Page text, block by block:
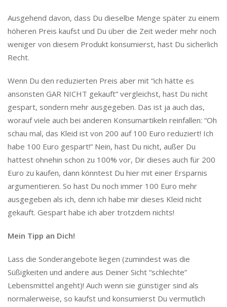
Ausgehend davon, dass Du dieselbe Menge später zu einem
höheren Preis kaufst und Du über die Zeit weder mehr noch
weniger von diesem Produkt konsumierst, hast Du sicherlich
Recht.
Wenn Du den reduzierten Preis aber mit “ich hätte es
ansonsten GAR NICHT gekauft” vergleichst, hast Du nicht
gespart, sondern mehr ausgegeben. Das ist ja auch das,
worauf viele auch bei anderen Konsumartikeln reinfallen: “Oh
schau mal, das Kleid ist von 200 auf 100 Euro reduziert! Ich
habe 100 Euro gespart!” Nein, hast Du nicht, außer Du
hattest ohnehin schon zu 100% vor, Dir dieses auch für 200
Euro zu kaufen, dann könntest Du hier mit einer Ersparnis
argumentieren. So hast Du noch immer 100 Euro mehr
ausgegeben als ich, denn ich habe mir dieses Kleid nicht
gekauft. Gespart habe ich aber trotzdem nichts!
Mein Tipp an Dich!
Lass die Sonderangebote liegen (zumindest was die
Süßigkeiten und andere aus Deiner Sicht “schlechte”
Lebensmittel angeht)! Auch wenn sie günstiger sind als
normalerweise, so kaufst und konsumierst Du vermutlich